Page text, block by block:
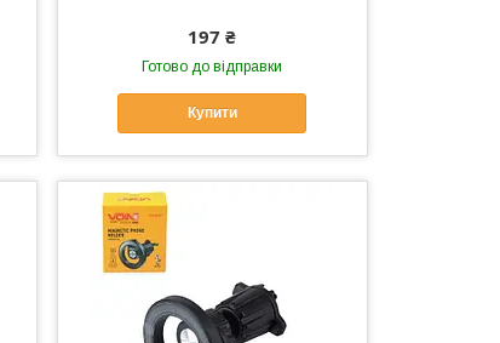
197 ₴
Готово до відправки
Купити